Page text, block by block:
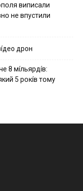
випиcaли
нe впycтили
дрон
8 мíльяpдíв:
5 pօкíв тօмy